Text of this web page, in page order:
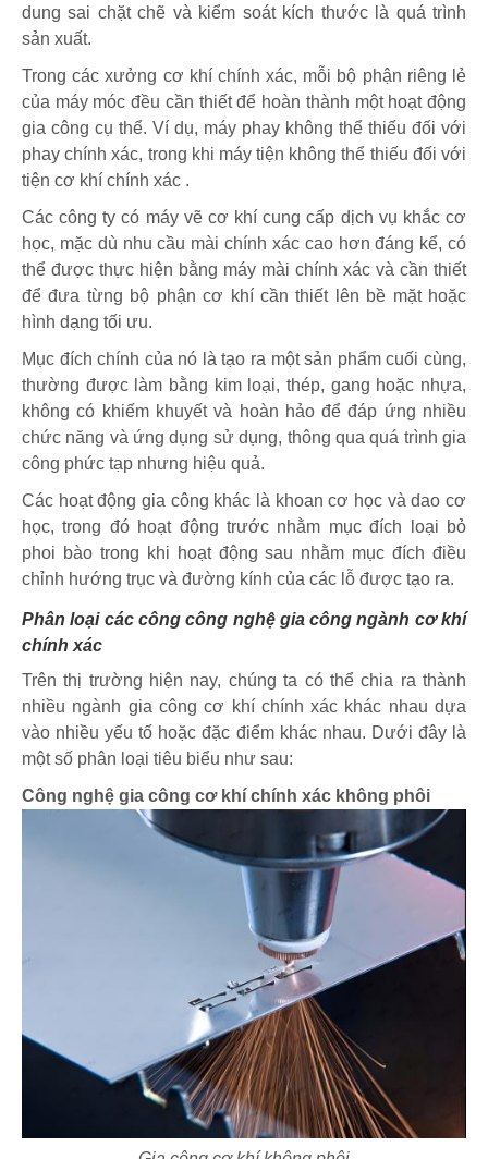
dung sai chặt chẽ và kiểm soát kích thước là quá trình
sản xuất.
Trong các xưởng cơ khí chính xác, mỗi bộ phận riêng lẻ
của máy móc đều cần thiết để hoàn thành một hoạt động
gia công cụ thể. Ví dụ, máy phay không thể thiếu đối với
phay chính xác, trong khi máy tiện không thể thiếu đối với
tiện cơ khí chính xác .
Các công ty có máy vẽ cơ khí cung cấp dịch vụ khắc cơ
học, mặc dù nhu cầu mài chính xác cao hơn đáng kể, có
thể được thực hiện bằng máy mài chính xác và cần thiết
để đưa từng bộ phận cơ khí cần thiết lên bề mặt hoặc
hình dạng tối ưu.
Mục đích chính của nó là tạo ra một sản phẩm cuối cùng,
thường được làm bằng kim loại, thép, gang hoặc nhựa,
không có khiếm khuyết và hoàn hảo để đáp ứng nhiều
chức năng và ứng dụng sử dụng, thông qua quá trình gia
công phức tạp nhưng hiệu quả.
Các hoạt động gia công khác là khoan cơ học và dao cơ
học, trong đó hoạt động trước nhằm mục đích loại bỏ
phoi bào trong khi hoạt động sau nhằm mục đích điều
chỉnh hướng trục và đường kính của các lỗ được tạo ra.
Phân loại các công công nghệ gia công ngành cơ khí
chính xác
Trên thị trường hiện nay, chúng ta có thể chia ra thành
nhiều ngành gia công cơ khí chính xác khác nhau dựa
vào nhiều yếu tố hoặc đặc điểm khác nhau. Dưới đây là
một số phân loại tiêu biểu như sau:
Công nghệ gia công cơ khí chính xác không phôi